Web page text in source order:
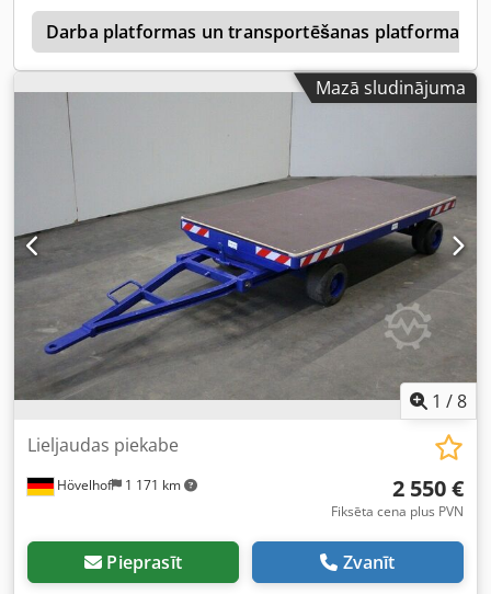
Darba platformas un transportēšanas platformas
Mazā sludinājuma
1 /8
Hövelhof 1 171 km
Lieljaudas piekabe
2 550 €
Fiksēta cena plus PVN
Pieprasīt Zvanīt